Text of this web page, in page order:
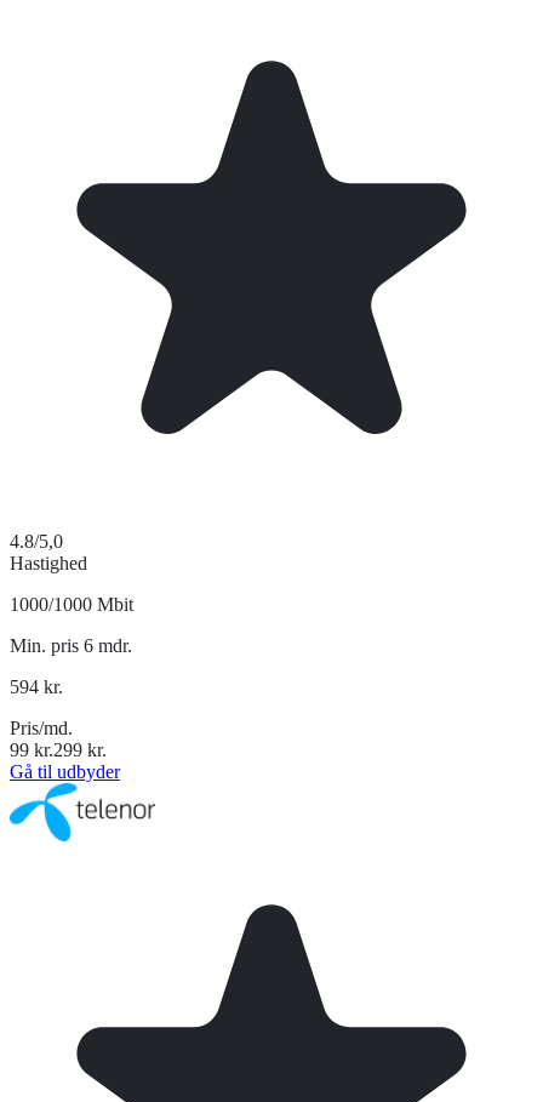
4.8/5,0
Hastighed
1000/1000 Mbit
Min. pris 6 mdr.
594 kr.
Pris/md.
99 kr.299 kr.
Gå til udbyder